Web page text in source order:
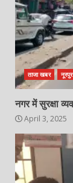
ताजा खबर नूरपुर
नगर में सुरक्षा
April 3, 2025